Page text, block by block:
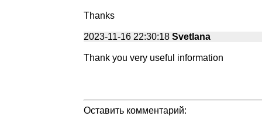
Thanks
2023-11-16 22:30:18 Svetlana
Thank you very useful information
Оставить комментарий: